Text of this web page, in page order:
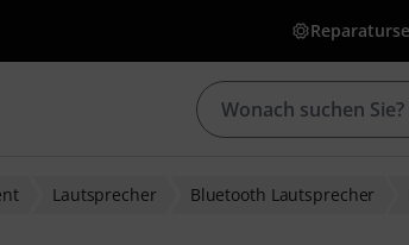
Lautsprecher Bluetooth Lautsprecher